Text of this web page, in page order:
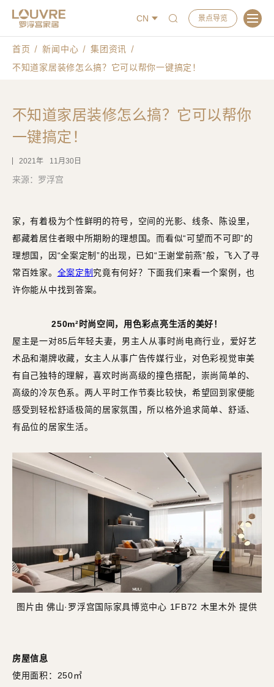
CN 景点导览
首页 新闻中心
集团资讯
不知道家居装修怎么搞？它可以帮你一键搞定！
不知道家居装修怎么搞？它可以帮你
一键搞定！
11月30日
2021
来源：罗浮宫
家，有着极为个性鲜明的符号，空间的光影、线条、陈设里，
都藏着居住者眼中所期盼的理想国。而看似“可望而不可即”的
理想国，因“全案定制”的出现，已如“王谢堂前燕”般，飞入了寻
常百姓家。 全案定制 究竟有何好？下面我们来看一个案例，也
许你能从中找到答案。
250m²时尚空间，用色彩点亮生活的美好！
屋主是一对85后年轻夫妻，男主人从事时尚电商行业，爱好艺
术品和潮牌收藏，女主人从事广告传媒行业，对色彩视觉审美
有自己独特的理解，喜欢时尚高级的撞色搭配，崇尚简单的、
高级的冷灰色系。两人平时工作节奏比较快，希望回到家便能
感受到轻松舒适极简的居家氛围，所以格外追求简单、舒适、
有品位的居家生活。
图片由 佛山·罗浮宫国际家具博览中心 1FB72 木里木外 提供
房屋信息
使用面积：250㎡